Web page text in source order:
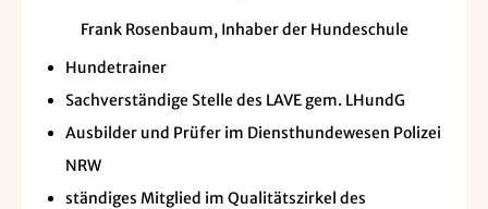
Frank Rosenbaum, Inhaber der Hundeschule
Hundetrainer
Sachverständige Stelle des LAVE gem. LHundG
Ausbilder und Prüfer im Diensthundewesen Polizei
NRW
ständiges Mitglied im Qualitätszirkel des